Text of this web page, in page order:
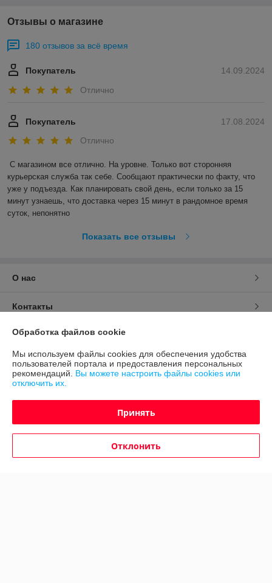
Отзывы о магазине
180 отзывов за всё время
14.09.2024
Покупатель
Отлично
17.08.2024
Покупатель
Отлично
С магазином все отлично. На уровне. Только вот сторонняя
курьерская служба так себе. Сообщают практически по факту, что
уже у подъезда. Как планировать свой день, если только за 15
минут узнаешь, что доставка через 15 минут в рандомное время
суток, непонятно
Показать все отзывы
О нас
Контакты
Доставка и оплата
График работы
Политика обработки cookies
Сайт создан на платформе Deal.by
Обработка файлов cookie
Мы используем файлы cookies для обеспечения удобства
пользователей портала и предоставления персональных
рекомендаций. Вы можете настроить файлы cookies или
отключить их.
Принять
Отклонить